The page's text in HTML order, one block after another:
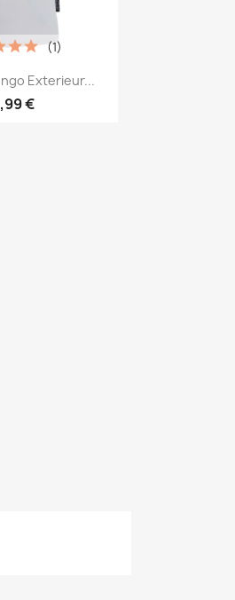
rapide
Exterieur...
€
(1)